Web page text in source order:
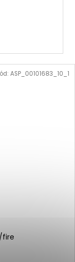
fire
ASP_00101683_10_1